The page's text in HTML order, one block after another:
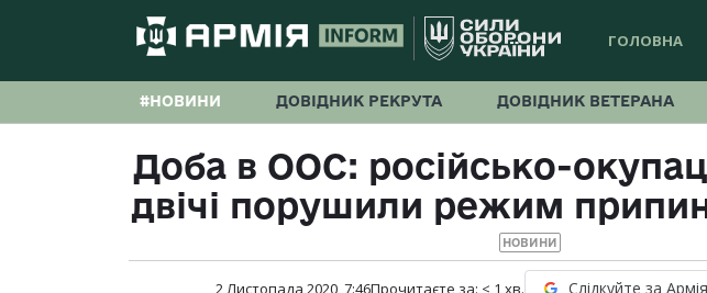
ГОЛОВНА
#НОВИНИ ДОВІДНИК РЕКРУТА ДОВІДНИК ВЕТЕРАНА
Доба в ООС: російсько-
двічі порушили режим
НОВИНИ
2 Листопада 2020, 7:46Прочитаєте за: < 1 хв. Слідкуйте за